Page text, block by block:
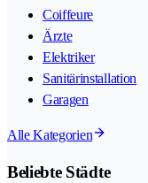
Coiffeure
Ärzte
Elektriker
Sanitärinstallation
Garagen
Alle Kategorien
Beliebte Städte